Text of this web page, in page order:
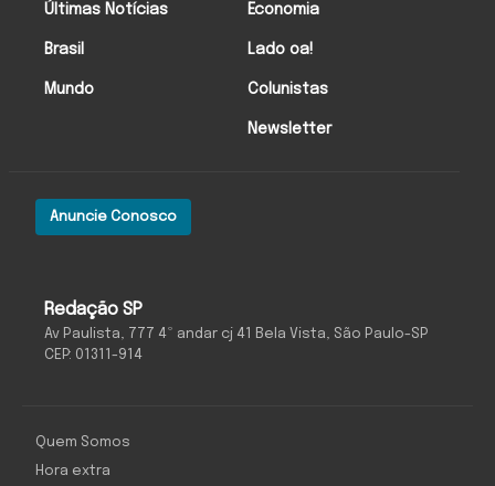
Redação SP
Av Paulista, 777 4º andar cj 41 Bela Vista, São Paulo-SP
CEP: 01311-914
Anuncie Conosco
Últimas Notícias
Brasil
Mundo
Economia
Lado oa!
Colunistas
Newsletter
Quem Somos
Hora extra